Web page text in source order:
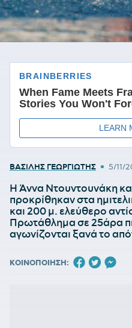
ΒΑΣΙΛΗΣ ΓΕΩΡΓΙΩΤΗΣ • 5/11/
Η Άννα Ντουντουνάκη
προκρίθηκαν στα
και 200 μ. ελεύθερο
Πρωτάθλημα σε 25άρα
αγωνίζονται ξανά το
ΚΟΙΝΟΠΟΙΗΣΗ: